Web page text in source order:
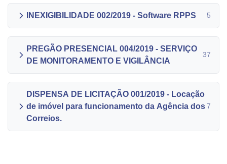
INEXIGIBILIDADE 002/2019 - Software RPPS 5
PREGÃO PRESENCIAL 004/2019 - SERVIÇO
DE MONITORAMENTO E VIGILÂNCIA
37
DISPENSA DE LICITAÇÃO 001/2019 - Locação
de imóvel para funcionamento da Agência dos
Correios.
7